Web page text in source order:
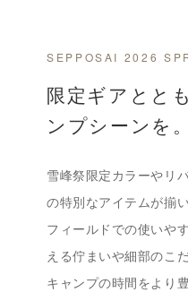
雪峰
限定
フィールドで頼れる大型シェ
用途・特徴・おすすめシーン
ラインアップ。
ライン
SEPPOSAI 2026
限定ギアとと
ンプシーンを。
雪峰祭限定カラーやリ
の特別なアイテムが揃い
フィールドでの使いや
える佇まいや細部のこ
キャンプの時間をより